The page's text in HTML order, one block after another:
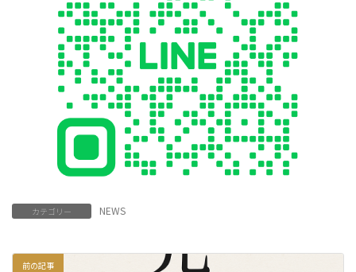
カテゴリー NEWS
前の記事